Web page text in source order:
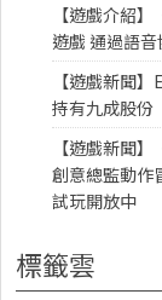
【遊戲介紹
遊戲 通過語
【遊戲新聞
持有九成股份
【遊戲新聞
創意總監動作
試玩開放中
標籤雲